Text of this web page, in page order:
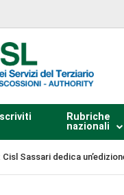
Iscriviti
Rubriche
nazionali
Sassari dedica